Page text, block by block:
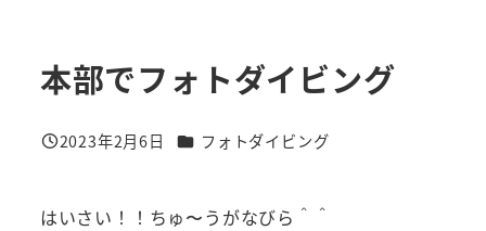
本部でフォトダイビング
投稿日
2023年2月6日 カテゴリー
フォトダイビング
はいさい！！ちゅ〜うがなびら＾＾